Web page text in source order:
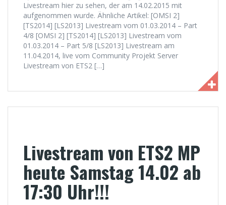
Livestream hier zu sehen, der am 14.02.2015 mit
aufgenommen wurde. Ähnliche Artikel: [OMSI 2]
[TS2014] [LS2013] Livestream vom 01.03.2014 – Part
4/8 [OMSI 2] [TS2014] [LS2013] Livestream vom
01.03.2014 – Part 5/8 [LS2013] Livestream am
11.04.2014, live vom Community Projekt Server
Livestream von ETS2 […]
Livestream von ETS2 MP
heute Samstag 14.02 ab
17:30 Uhr!!!